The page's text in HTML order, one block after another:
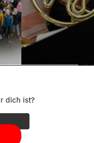
dich ist?